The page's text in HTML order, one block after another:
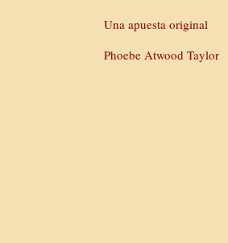
Una apuesta original
Phoebe Atwood Taylor